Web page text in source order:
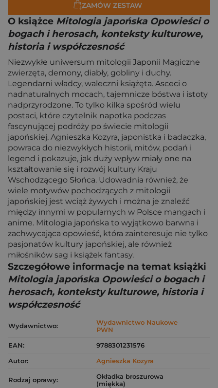
ZAMÓW ZESTAW
O książce Mitologia japońska Opowieści o
bogach i herosach, konteksty kulturowe,
historia i współczesność
Niezwykłe uniwersum mitologii Japonii Magiczne
zwierzęta, demony, diabły, gobliny i duchy.
Legendarni władcy, waleczni książęta. Asceci o
nadnaturalnych mocach, tajemnicze bóstwa i istoty
nadprzyrodzone. To tylko kilka spośród wielu
postaci, które czytelnik napotka podczas
fascynującej podróży po świecie mitologii
japońskiej. Agnieszka Kozyra, japonistka i badaczka,
powraca do niezwykłych historii, mitów, podań i
legend i pokazuje, jak duży wpływ miały one na
kształtowanie się i rozwój kultury Kraju
Wschodzącego Słońca. Udowadnia również, że
wiele motywów pochodzących z mitologii
japońskiej jest wciąż żywych i można je znaleźć
między innymi w popularnych w Polsce mangach i
anime. Mitologia japońska to wyjątkowo barwna i
zachwycająca opowieść, która zainteresuje nie tylko
pasjonatów kultury japońskiej, ale również
miłośników sag i książek fantasy.
Szczegółowe informacje na temat książki
Mitologia japońska Opowieści o bogach i
herosach, konteksty kulturowe, historia i
współczesność
Wydawnictwo:
Wydawnictwo Naukowe
PWN
EAN:
9788301231576
Autor:
Agnieszka Kozyra
Rodzaj oprawy:
Okładka broszurowa
(miękka)